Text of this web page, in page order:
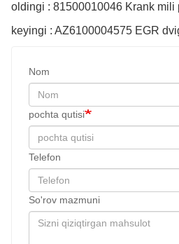
oldingi : 81500010046 Krank
keyingi : AZ6100004575 EGR
Nom
pochta qutisi
Telefon
So'rov mazmuni